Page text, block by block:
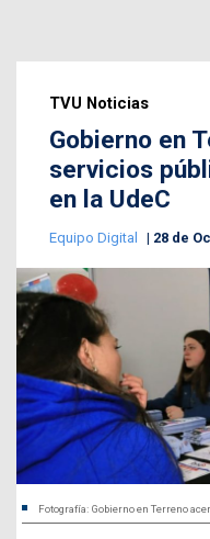
TVU Noticias
Gobierno en
servicios
en la UdeC
Equipo Digital 28 de
Fotografía: Gobierno en Terreno